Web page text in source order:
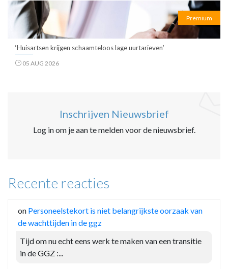
Premium
‘Huisartsen krijgen schaamteloos lage uurtarieven’
05 AUG 2026
Inschrijven Nieuwsbrief
Log in om je aan te melden voor de nieuwsbrief.
Recente reacties
on Personeelstekort is niet belangrijkste oorzaak van
de wachttijden in de ggz
Tijd om nu echt eens werk te maken van een transitie
in de GGZ :...